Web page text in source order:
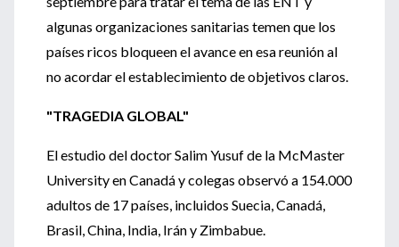
algunas organizaciones sanitarias temen que los
países ricos bloqueen el avance en esa reunión al
no acordar el establecimiento de objetivos claros.
"TRAGEDIA GLOBAL"
El estudio del doctor Salim Yusuf de la McMaster
University en Canadá y colegas observó a 154.000
adultos de 17 países, incluidos Suecia, Canadá,
Brasil, China, India, Irán y Zimbabue.